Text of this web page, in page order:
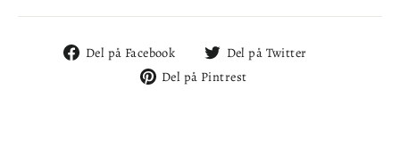
Del på Facebook
Del
på
Del på Twitter
Del på Pintrest